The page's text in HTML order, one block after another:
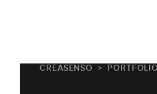
CREASENSO